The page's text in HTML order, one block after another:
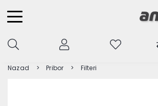
Nazad Pribor Filteri